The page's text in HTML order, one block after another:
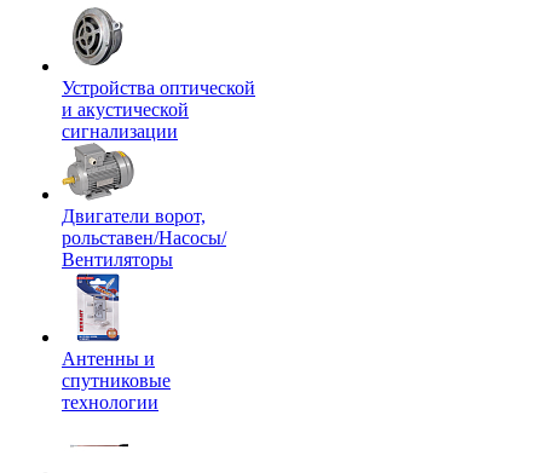
Устройства оптической
и акустической
сигнализации
Двигатели ворот,
рольставен/Насосы/
Вентиляторы
Антенны и
спутниковые
технологии